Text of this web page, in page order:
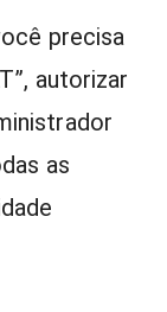
precisa
autorizar
as